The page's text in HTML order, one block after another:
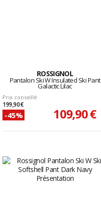
ROSSIGNOL
Pantalon Ski W Insulated Ski Pant
Galactic Lilac
Prix conseillé
199,90 €
-45% 109,90 €